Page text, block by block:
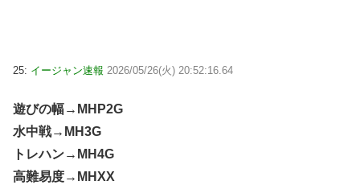
25: イージャン速報 2026/05/26(火) 20:52:16.64
遊びの幅→MHP2G
水中戦→MH3G
トレハン→MH4G
高難易度→MHXX